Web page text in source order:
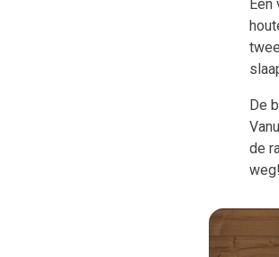
De
de
weg!